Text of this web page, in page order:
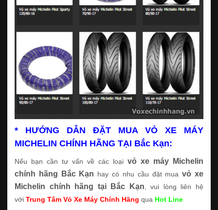
* HƯỚNG DẪN ĐẶT MUA VỎ XE MÁY
MICHELIN CHÍNH HÃNG TẠI Bắc Kạn:
Nếu bạn cần tư vấn về các loại vỏ xe máy Michelin
chính hãng Bắc Kạn hay có nhu cầu đặt muavỏ xe
Michelin chính hãng tại Bắc Kạn, vui lòng liên hệ
với Trung Tâm Vỏ Xe Máy Chính Hãng qua Hot Line